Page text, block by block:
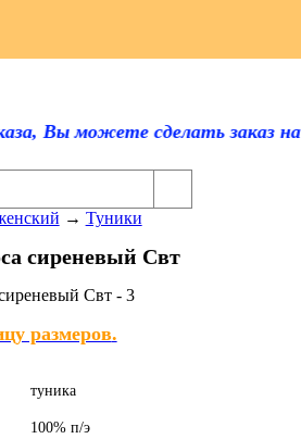
Вы можете сделать заказ
→ Туники
сиреневый Свт
размеров.
туника
100% п/э